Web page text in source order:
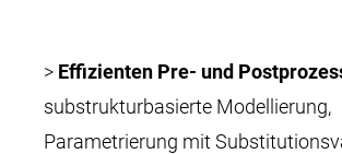
> Effizienten Pre- und
substrukturbasierte Modellierung,
Parametrierung mit